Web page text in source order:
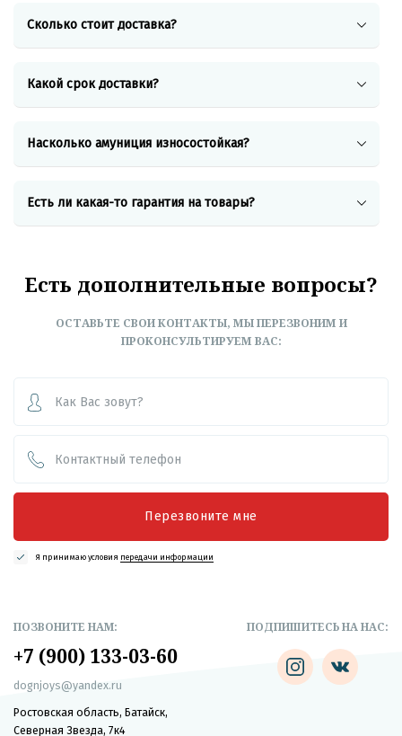
Сколько стоит доставка?
Какой срок доставки?
Насколько амуниция износостойкая?
Есть ли какая-то гарантия на товары?
Есть дополнительные вопросы?
ОСТАВЬТЕ СВОИ КОНТАКТЫ, МЫ ПЕРЕЗВОНИМ И
ПРОКОНСУЛЬТИРУЕМ ВАС:
Перезвоните мне
Я принимаю условия передачи информации
ПОЗВОНИТЕ НАМ:
+7 (900) 133-03-60
dognjoys@yandex.ru
Ростовская область, Батайск,
Северная Звезда, 7к4
ПОДПИШИТЕСЬ НА НАС: